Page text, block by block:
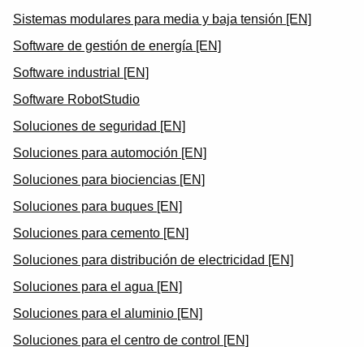
Sistemas modulares para media y baja tensión [EN]
Software de gestión de energía [EN]
Software industrial [EN]
Software RobotStudio
Soluciones de seguridad [EN]
Soluciones para automoción [EN]
Soluciones para biociencias [EN]
Soluciones para buques [EN]
Soluciones para cemento [EN]
Soluciones para distribución de electricidad [EN]
Soluciones para el agua [EN]
Soluciones para el aluminio [EN]
Soluciones para el centro de control [EN]